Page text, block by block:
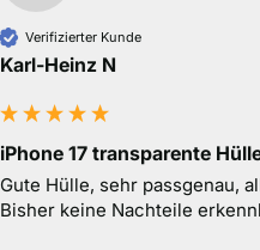
Verifizierter Kunde
Karl-Heinz N
iPhone 17 transparente
Gute Hülle, sehr passgenau,
Bisher keine Nachteile